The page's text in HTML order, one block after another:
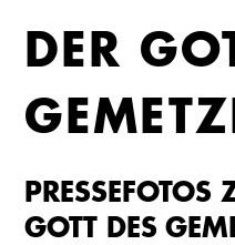
DER
PRESSEFOTOS
GOTT DES